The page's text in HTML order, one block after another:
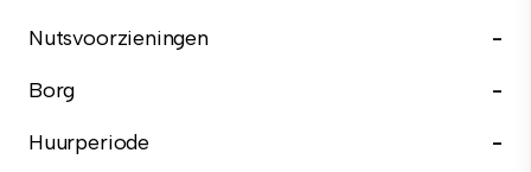
Nutsvoorzieningen
-
Borg
-
Huurperiode
-